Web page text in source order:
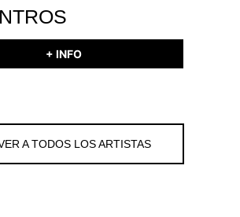
+ INFO
A TODOS LOS ARTISTAS